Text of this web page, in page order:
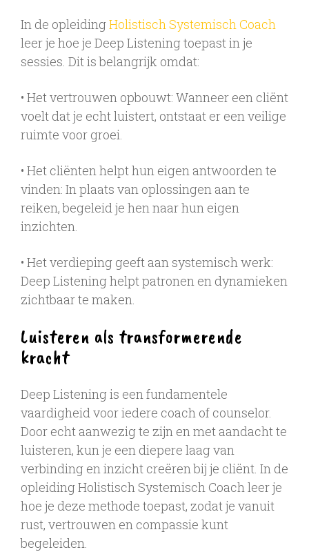
In de opleiding Holistisch Systemisch Coach
leer je hoe je Deep Listening toepast in je
sessies. Dit is belangrijk omdat:
• Het vertrouwen opbouwt: Wanneer een cliënt
voelt dat je echt luistert, ontstaat er een veilige
ruimte voor groei.
• Het cliënten helpt hun eigen antwoorden te
vinden: In plaats van oplossingen aan te
reiken, begeleid je hen naar hun eigen
inzichten.
• Het verdieping geeft aan systemisch werk:
Deep Listening helpt patronen en dynamieken
zichtbaar te maken.
Luisteren als transformerende
kracht
Deep Listening is een fundamentele
vaardigheid voor iedere coach of counselor.
Door echt aanwezig te zijn en met aandacht te
luisteren, kun je een diepere laag van
verbinding en inzicht creëren bij je cliënt. In de
opleiding Holistisch Systemisch Coach leer je
hoe je deze methode toepast, zodat je vanuit
rust, vertrouwen en compassie kunt
begeleiden.